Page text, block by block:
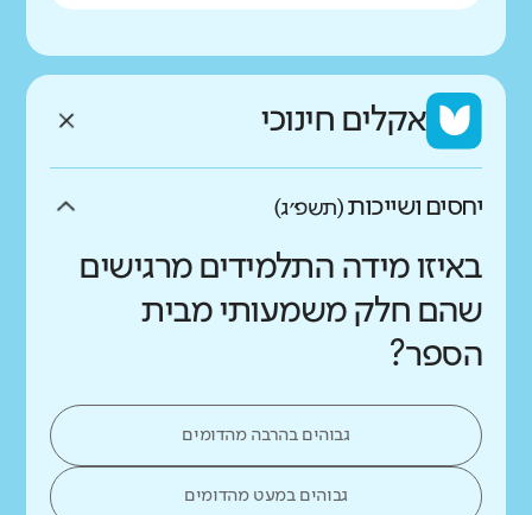
אקלים חינוכי
יחסים ושייכות(תשפ״ג)
באיזו מידה התלמידים מרגישים
שהם חלק משמעותי מבית
הספר?
גבוהים בהרבה מהדומים
גבוהים במעט מהדומים